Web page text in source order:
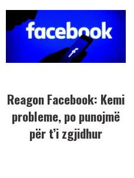
Reagon Facebook: Kemi
probleme, po punojmë
për t’i zgjidhur